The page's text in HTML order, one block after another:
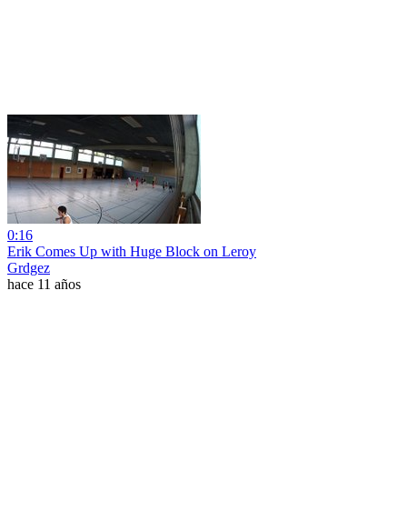
0:16
Erik Comes Up with Huge Block on Leroy
Grdgez
hace 11 años